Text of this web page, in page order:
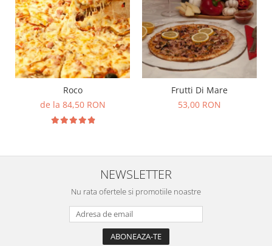
Roco
de la 84,50 RON
Frutti Di Mare
53,00 RON
NEWSLETTER
Nu rata ofertele si promotiile noastre